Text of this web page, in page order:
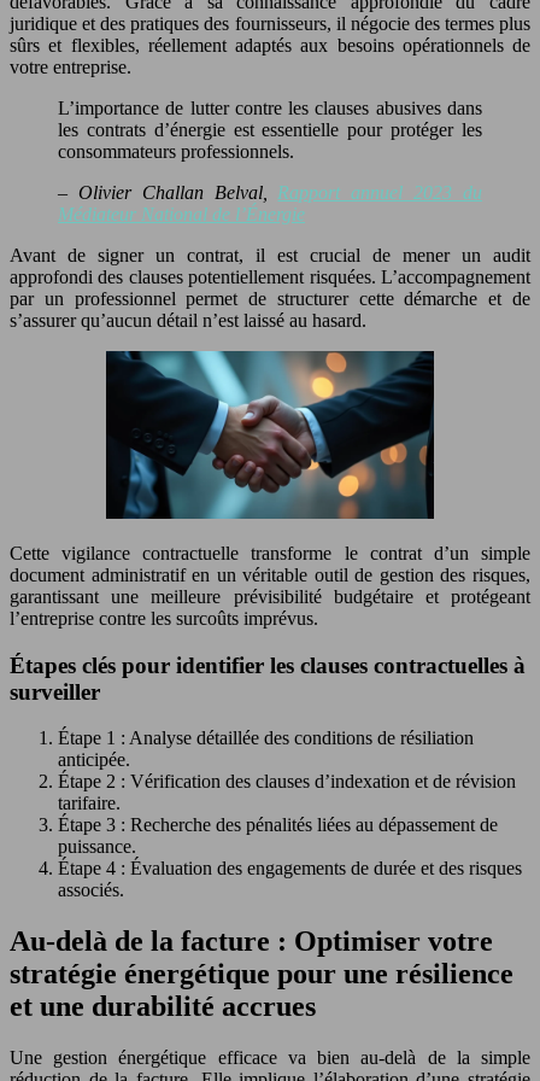
juridique et des pratiques des fournisseurs, il négocie des termes plus
sûrs et flexibles, réellement adaptés aux besoins opérationnels de
votre entreprise.
L’importance de lutter contre les clauses abusives dans
les contrats d’énergie est essentielle pour protéger les
consommateurs professionnels.
– Olivier Challan Belval, Rapport annuel 2023 du
Médiateur National de l’Énergie
Avant de signer un contrat, il est crucial de mener un audit
approfondi des clauses potentiellement risquées. L’accompagnement
par un professionnel permet de structurer cette démarche et de
s’assurer qu’aucun détail n’est laissé au hasard.
Cette vigilance contractuelle transforme le contrat d’un simple
document administratif en un véritable outil de gestion des risques,
garantissant une meilleure prévisibilité budgétaire et protégeant
l’entreprise contre les surcoûts imprévus.
Étapes clés pour identifier les clauses contractuelles à
surveiller
Étape 1 : Analyse détaillée des conditions de résiliation
anticipée.
Étape 2 : Vérification des clauses d’indexation et de révision
tarifaire.
Étape 3 : Recherche des pénalités liées au dépassement de
puissance.
Étape 4 : Évaluation des engagements de durée et des risques
associés.
Au-delà de la facture : Optimiser votre
stratégie énergétique pour une résilience
et une durabilité accrues
Une gestion énergétique efficace va bien au-delà de la simple